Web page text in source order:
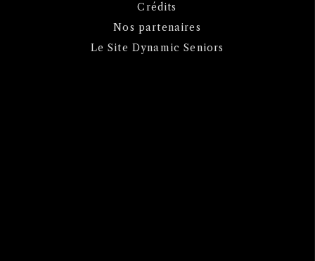
Crédits
Nos partenaires
Le Site Dynamic Seniors